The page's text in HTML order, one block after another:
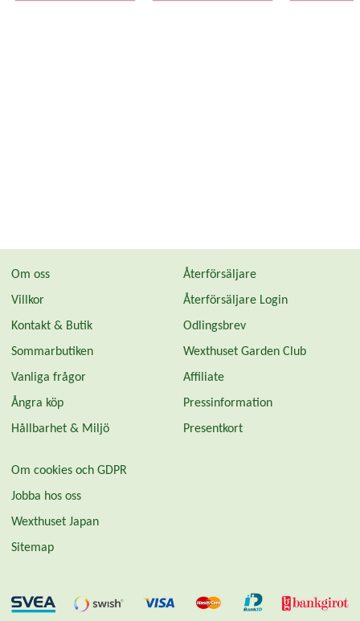
Om oss
Villkor
Kontakt & Butik
Sommarbutiken
Vanliga frågor
Ångra köp
Hållbarhet & Miljö
Återförsäljare
Återförsäljare Login
Odlingsbrev
Wexthuset Garden Club
Affiliate
Pressinformation
Presentkort
Om cookies och GDPR
Jobba hos oss
Wexthuset Japan
Sitemap